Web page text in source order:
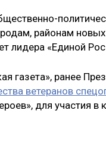
районам
лидера «Единой
газета», ранее
ветеранов
для участия